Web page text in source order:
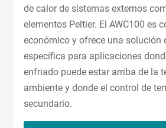
de calor de sistemas externos
elementos Peltier. El AWC100 es
económico y ofrece una solución
específica para aplicaciones
enfriado puede estar arriba de la
ambiente y donde el control de
secundario.